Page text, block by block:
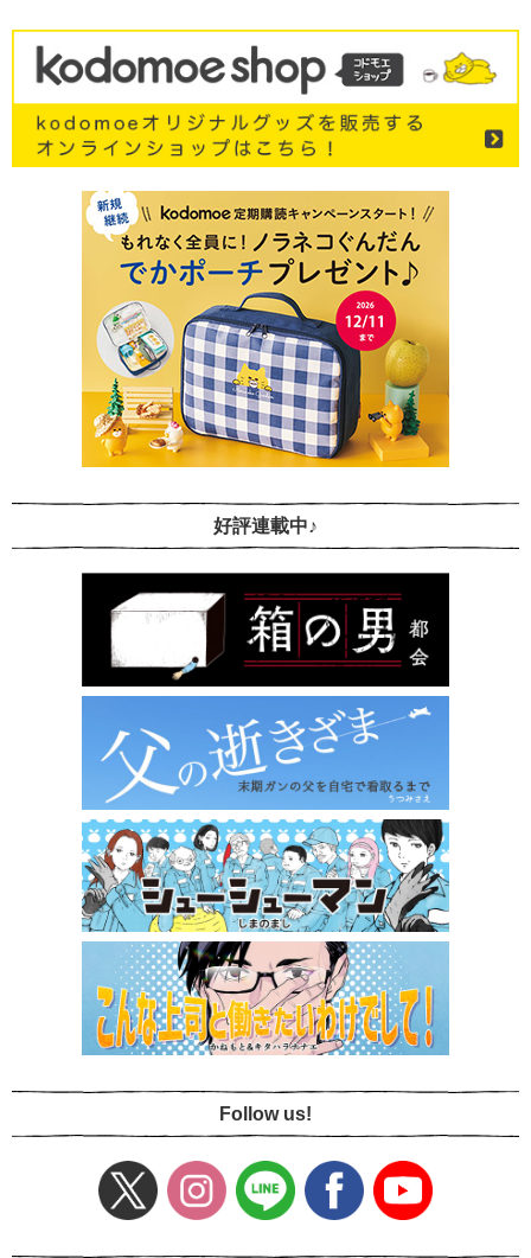
好評連載中♪
Follow us!